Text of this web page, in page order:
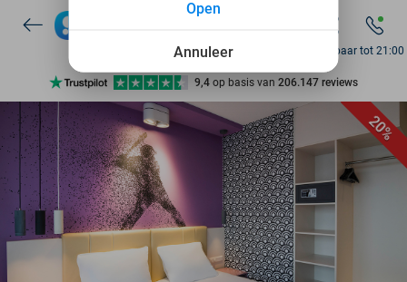
7 dagen per week beschikbaar
10+ miljoen leden
9,4 op basis van 206.147 reviews
Ontdek 15.000+ deals
7 dagen per week beschikbaar
10+ miljoen leden
Bereikbaar tot 21:00
20%
Annuleer
Open